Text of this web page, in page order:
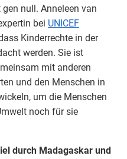
null. Anneleen van
bei UNICEF
Kinderrechte in der
werden. Sie ist
mit anderen
und den Menschen in
um die Menschen
noch für sie
durch Madagaskar und